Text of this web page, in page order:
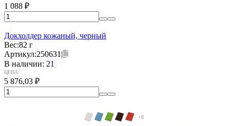
1 088 ₽
Докхолдер кожаный, черный
Вес:82 г
Артикул:250631
В наличии: 21
ЦЕНА:
5 876,03 ₽
+8